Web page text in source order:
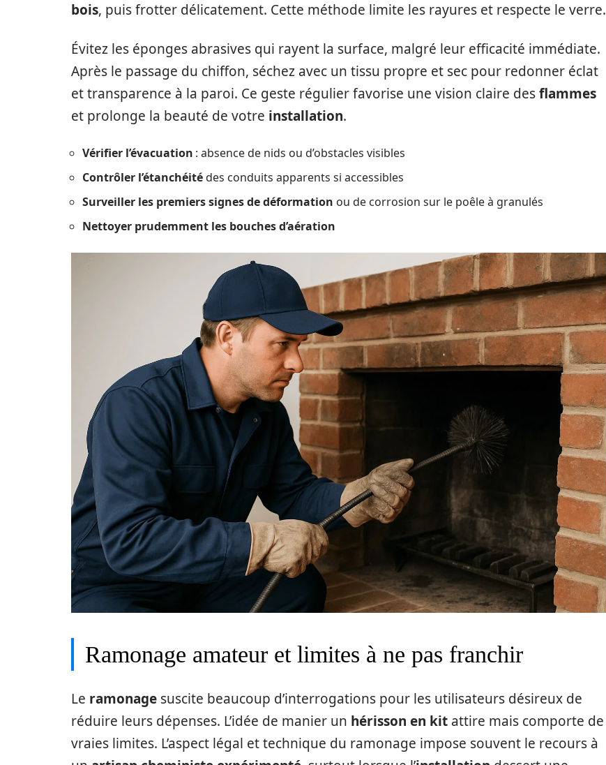
bois, puis frotter délicatement. Cette méthode limite les rayures et respecte le verre.
Évitez les éponges abrasives qui rayent la surface, malgré leur efficacité immédiate.
Après le passage du chiffon, séchez avec un tissu propre et sec pour redonner éclat
et transparence à la paroi. Ce geste régulier favorise une vision claire desflammes
et prolonge la beauté de votre installation.
Vérifier l’évacuation : absence de nids ou d’obstacles visibles
Contrôler l’étanchéitédes conduits apparents si accessibles
Surveiller les premiers signes de déformation ou de corrosion sur le poêle à granulés
Nettoyer prudemment les bouches d’aération
Ramonage amateur et limites à ne pas franchir
Le ramonage suscite beaucoup d’interrogations pour les utilisateurs désireux de
réduire leurs dépenses. L’idée de manier un hérisson en kit attire mais comporte de
vraies limites. L’aspect légal et technique du ramonage impose souvent le recours à